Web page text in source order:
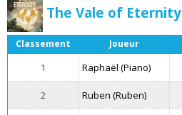
The Vale of Eternity
Classement Joueur
1 Raphaël (Piano)
2 Ruben (Ruben)